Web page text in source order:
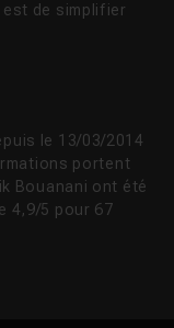
de simplifier
le 13/03/2014
portent
Bouanani ont été
4,9/5 pour 67